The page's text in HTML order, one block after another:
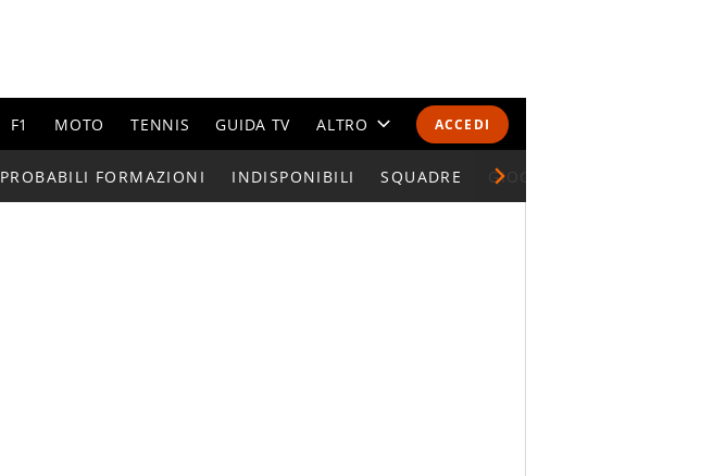
ACCEDI
F1 MOTO TENNIS GUIDA TV ALTRO
CALENDARI E CLASSIFICHE
PROBABILI FORMAZIONI INDISPONIBILI SQUADRE GIOCATORI SERIE A